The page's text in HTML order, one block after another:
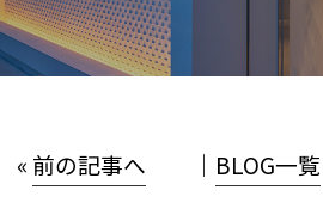
« 前の記事へ │ BLOG一覧